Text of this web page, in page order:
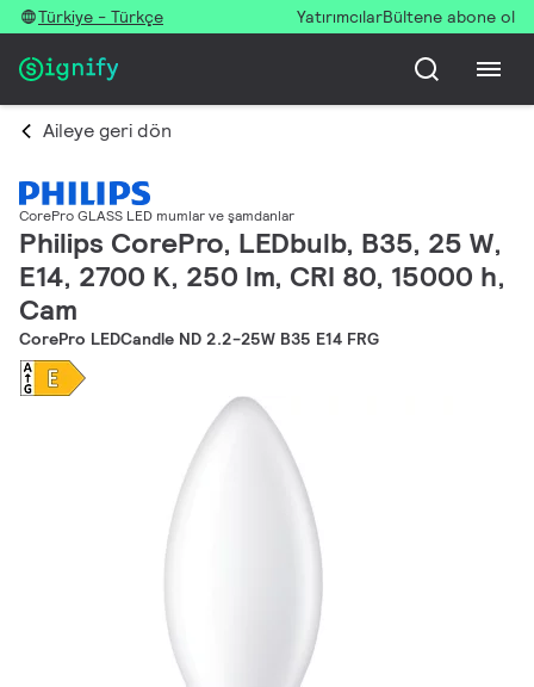
Türkiye - Türkçe YatırımcılarBültene abone ol
Aileye geri dön
CorePro GLASS LED mumlar ve şamdanlar
Philips CorePro, LEDbulb, B35, 25 W,
E14, 2700 K, 250 lm, CRI 80, 15000 h,
Cam
CorePro LEDCandle ND 2.2-25W B35 E14 FRG